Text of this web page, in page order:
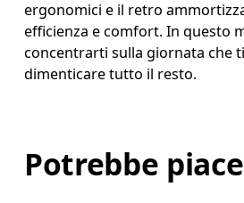
ergonomici e il retro
efficienza e comfort. In questo
concentrarti sulla giornata che
dimenticare tutto il resto.
Potrebbe